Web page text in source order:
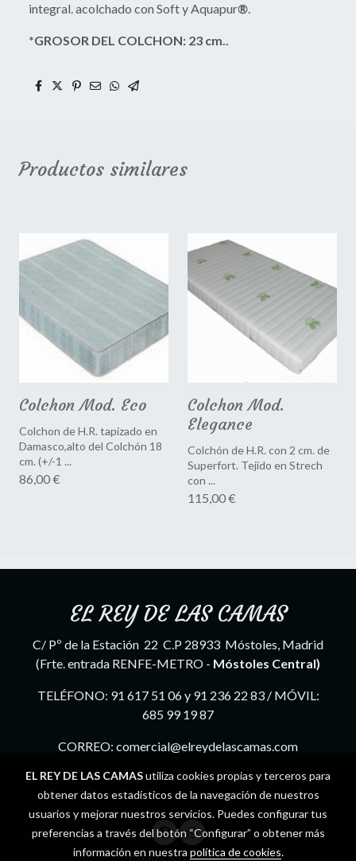
integral. acolchado con Soft y Aquapur®.
*GROSOR DEL COLCHON: 23 cm..
Productos similares
Colchon Mod. Eco
Colchon de H.R. tapizado en
Damasco,alto del Colchón 18
cm. (+/-1 ...
86,00 €
Colchon Mod.
Elegance
Colchón de H.R. con 2 cm. de
Superfort. Tejido en Strech
con ...
115,00 €
EL REY DE LAS CAMAS
C/ Pº de la Estación 22 C.P 28933 Móstoles, Madrid
(Frte. entrada RENFE-METRO - Móstoles Central)
TELÉFONO: 91 617 51 06 y 91 236 22 83 / MÓVIL:
685 99 19 87
CORREO: comercial@elreydelascamas.com
EL REY DE LAS CAMASutiliza cookies propias y terceros para
obtener datos estadísticos de la navegación de nuestros
usuarios y mejorar nuestros servicios. Puedes configurar tus
preferencias a través del botón “Configurar” o obtener más
información en nuestra política de cookies.